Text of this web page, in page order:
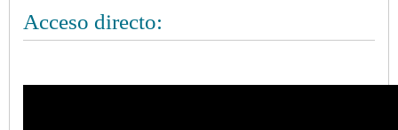
Acceso directo: